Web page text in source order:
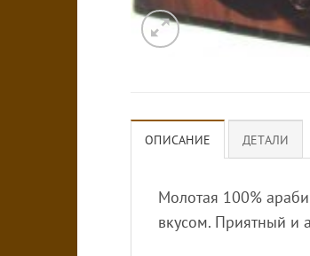
ОПИСАНИЕ ДЕТАЛИ
Молотая 100%
вкусом. Приятный и